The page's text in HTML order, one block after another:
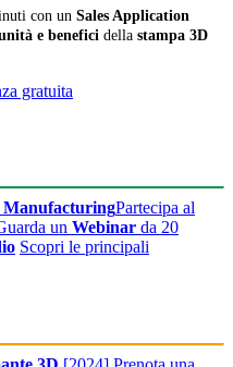
con un Sales Application
e benefici della stampa 3D
gratuita
ManufacturingPartecipa al
un Webinar da 20
Scopri le principali